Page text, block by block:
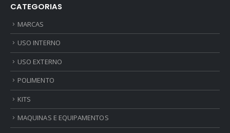
CATEGORIAS
MARCAS
USO INTERNO
USO EXTERNO
POLIMENTO
KITS
MAQUINAS E EQUIPAMENTOS